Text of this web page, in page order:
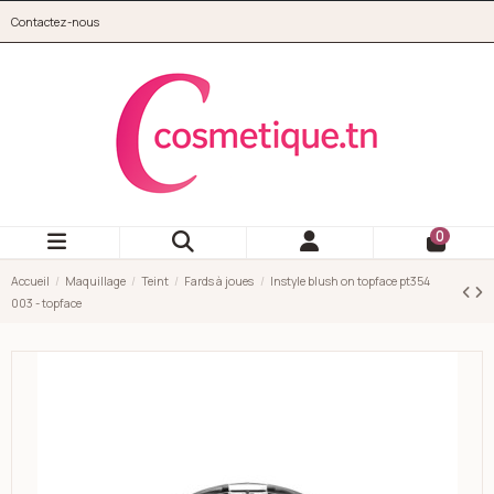
Contactez-nous
0
Accueil Maquillage Teint Fards à joues
Instyle blush on topface pt354
003 - topface